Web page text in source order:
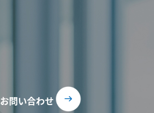
お問い合わせ